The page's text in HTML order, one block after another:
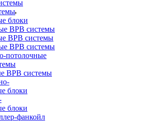
блоки
ВРВ системы
ВРВ системы
ВРВ системы
потолочные
ВРВ системы
блоки